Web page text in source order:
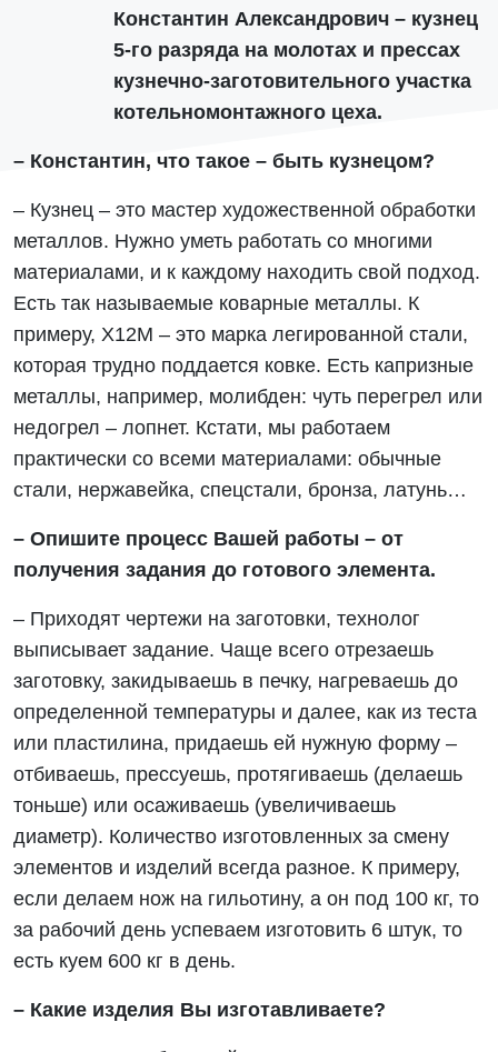
Константин Александрович – кузнец
5-го разряда на молотах и прессах
кузнечно-заготовительного участка
котельномонтажного цеха.
– Константин, что такое – быть кузнецом?
– Кузнец – это мастер художественной обработки
металлов. Нужно уметь работать со многими
материалами, и к каждому находить свой подход.
Есть так называемые коварные металлы. К
примеру, Х12М – это марка легированной стали,
которая трудно поддается ковке. Есть капризные
металлы, например, молибден: чуть перегрел или
недогрел – лопнет. Кстати, мы работаем
практически со всеми материалами: обычные
стали, нержавейка, спецстали, бронза, латунь…
– Опишите процесс Вашей работы – от
получения задания до готового элемента.
– Приходят чертежи на заготовки, технолог
выписывает задание. Чаще всего отрезаешь
заготовку, закидываешь в печку, нагреваешь до
определенной температуры и далее, как из теста
или пластилина, придаешь ей нужную форму –
отбиваешь, прессуешь, протягиваешь (делаешь
тоньше) или осаживаешь (увеличиваешь
диаметр). Количество изготовленных за смену
элементов и изделий всегда разное. К примеру,
если делаем нож на гильотину, а он под 100 кг, то
за рабочий день успеваем изготовить 6 штук, то
есть куем 600 кг в день.
– Какие изделия Вы изготавливаете?